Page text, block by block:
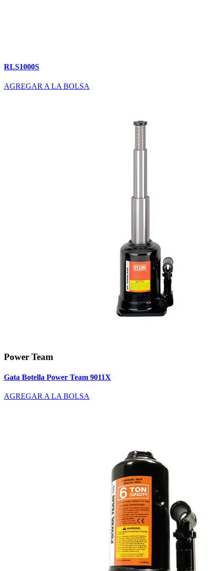
RLS1000S
AGREGAR A LA BOLSA
Power Team
Gata Botella Power Team 9011X
AGREGAR A LA BOLSA